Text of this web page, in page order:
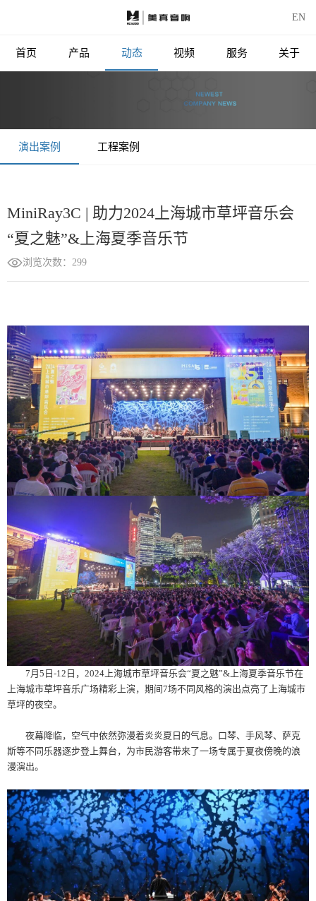
EN
首页 产品 动态 视频 服务 关于
演出案例 工程案例
MiniRay3C | 助力2024上海城市草坪音乐会
“夏之魅”&上海夏季音乐节
浏览次数：299
7月5日-12日，2024上海城市草坪音乐会“夏之魅”&上海夏季音乐节在
上海城市草坪音乐广场精彩上演，期间7场不同风格的演出点亮了上海城市
草坪的夜空。
夜幕降临，空气中依然弥漫着炎炎夏日的气息。口琴、手风琴、萨克
斯等不同乐器逐步登上舞台，为市民游客带来了一场专属于夏夜傍晚的浪
漫演出。